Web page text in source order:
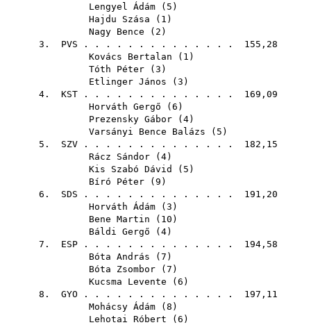
Lengyel Ádám ( 5 )
Hajdu Szása ( 1 )
Nagy Bence ( 2 )
3. PVS . . . . . . . . . . . . . . 155,28
Kovács Bertalan ( 1 )
Tóth Péter ( 3 )
Etlinger János ( 3 )
4. KST . . . . . . . . . . . . . . 169,09
Horváth Gergő ( 6 )
Prezensky Gábor ( 4)
Varsányi Bence Balázs ( 5 )
5. SZV . . . . . . . . . . . . . . 182,15
Rácz Sándor ( 4)
Kis Szabó Dávid
( 5 )
Bíró Péter ( 9 )
6. SDS . . . . . . . . . . . . . . 191,20
Horváth Ádám ( 3 )
Bene Martin ( 10 )
Báldi Gergő ( 4)
7. ESP . . . . . . . . . . . . . . 194,58
Bóta András ( 7 )
Bóta Zsombor ( 7 )
Kucsma Levente ( 6 )
8. GYO . . . . . . . . . . . . . . 197,11
Mohácsy Ádám ( 8 )
Lehotai Róbert ( 6 )